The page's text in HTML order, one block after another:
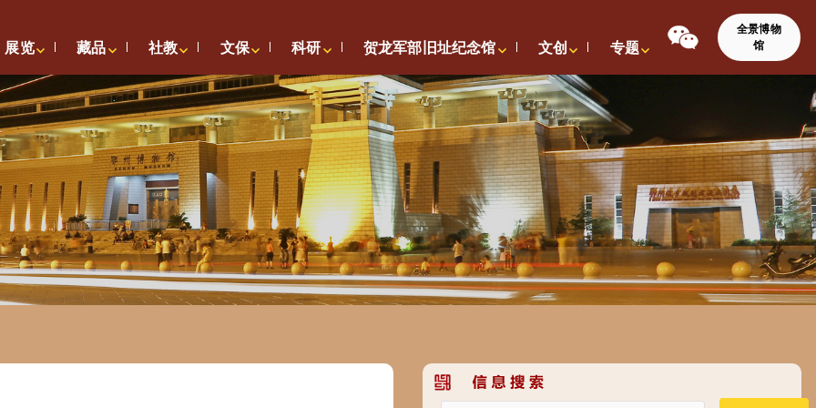
展览 藏品 社教 文保 科研 贺龙军部旧址纪念馆 文创 专题
全景博物
馆